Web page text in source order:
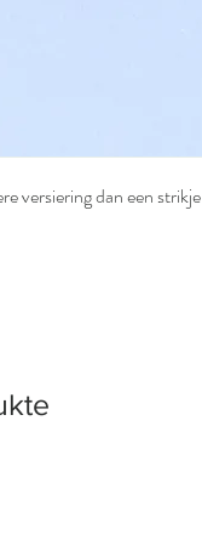
versiering dan een strikje